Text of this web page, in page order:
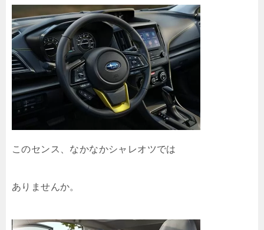
このセンス、なかなかシャレオツでは
ありませんか。